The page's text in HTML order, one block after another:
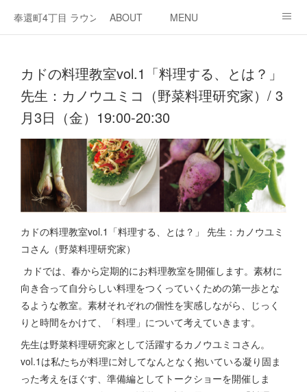
奉還町4丁目 ラウンジ・カド
ABOUT MENU
カドの料理教室vol.1「料理する、とは？」
先生：カノウユミコ（野菜料理研究家）/ 3
月3日（金）19:00-20:30
カドの料理教室vol.1「料理する、とは？」 先生：カノウユミ
コさん（野菜料理研究家）
カドでは、春から定期的にお料理教室を開催します。素材に
向き合って自分らしい料理をつくっていくための第一歩とな
るような教室。素材それぞれの個性を実感しながら、じっく
りと時間をかけて、「料理」について考えていきます。
先生は野菜料理研究家として活躍するカノウユミコさん。
vol.1は私たちが料理に対してなんとなく抱いている凝り固ま
った考えをほぐす、準備編としてトークショーを開催しま